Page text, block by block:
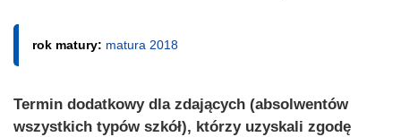
rok matury: matura 2018
Termin dodatkowy dla zdających (absolwentów
wszystkich typów szkół), którzy uzyskali zgodę